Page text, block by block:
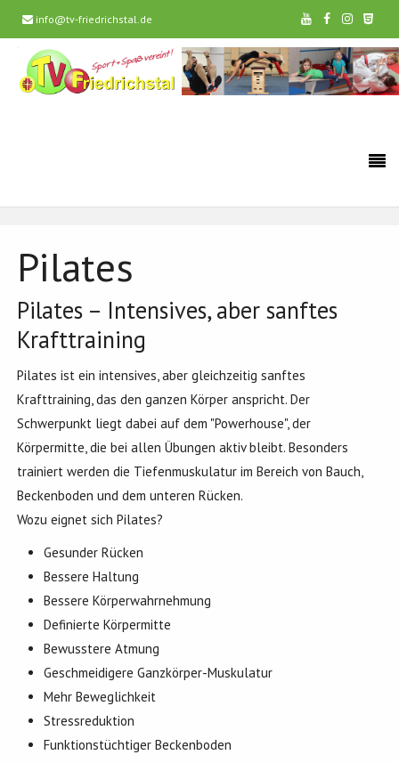
info@tv-friedrichstal.de
Pilates
Pilates – Intensives, aber sanftes
Krafttraining
Pilates ist ein intensives, aber gleichzeitig sanftes
Krafttraining, das den ganzen Körper anspricht. Der
Schwerpunkt liegt dabei auf dem "Powerhouse", der
Körpermitte, die bei allen Übungen aktiv bleibt. Besonders
trainiert werden die Tiefenmuskulatur im Bereich von Bauch,
Beckenboden und dem unteren Rücken.
Wozu eignet sich Pilates?
Gesunder Rücken
Bessere Haltung
Bessere Körperwahrnehmung
Definierte Körpermitte
Bewusstere Atmung
Geschmeidigere Ganzkörper-Muskulatur
Mehr Beweglichkeit
Stressreduktion
Funktionstüchtiger Beckenboden